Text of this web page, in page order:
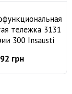
тележка 3131
300 Insausti
грн